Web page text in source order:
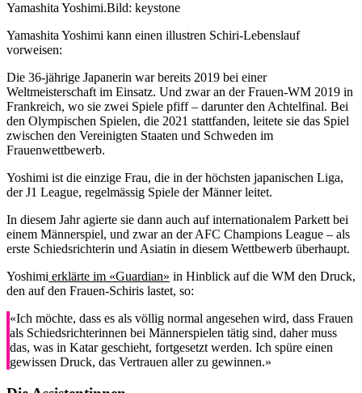
Yamashita Yoshimi.Bild: keystone
Yamashita Yoshimi kann einen illustren Schiri-Lebenslauf
vorweisen:
Die 36-jährige Japanerin war bereits 2019 bei einer
Weltmeisterschaft im Einsatz. Und zwar an der Frauen-WM 2019 in
Frankreich, wo sie zwei Spiele pfiff – darunter den Achtelfinal. Bei
den Olympischen Spielen, die 2021 stattfanden, leitete sie das Spiel
zwischen den Vereinigten Staaten und Schweden im
Frauenwettbewerb.
Yoshimi ist die einzige Frau, die in der höchsten japanischen Liga,
der J1 League, regelmässig Spiele der Männer leitet.
In diesem Jahr agierte sie dann auch auf internationalem Parkett bei
einem Männerspiel, und zwar an der AFC Champions League – als
erste Schiedsrichterin und Asiatin in diesem Wettbewerb überhaupt.
Yoshimi erklärte im «Guardian» in Hinblick auf die WM den Druck,
den auf den Frauen-Schiris lastet, so:
«Ich möchte, dass es als völlig normal angesehen wird, dass Frauen
als Schiedsrichterinnen bei Männerspielen tätig sind, daher muss
das, was in Katar geschieht, fortgesetzt werden. Ich spüre einen
gewissen Druck, das Vertrauen aller zu gewinnen.»